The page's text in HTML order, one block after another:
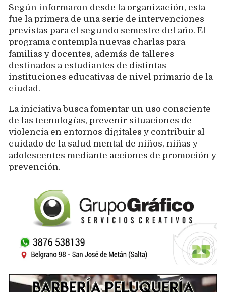
Según informaron desde la organización, esta
fue la primera de una serie de intervenciones
previstas para el segundo semestre del año. El
programa contempla nuevas charlas para
familias y docentes, además de talleres
destinados a estudiantes de distintas
instituciones educativas de nivel primario de la
ciudad.
La iniciativa busca fomentar un uso consciente
de las tecnologías, prevenir situaciones de
violencia en entornos digitales y contribuir al
cuidado de la salud mental de niños, niñas y
adolescentes mediante acciones de promoción y
prevención.